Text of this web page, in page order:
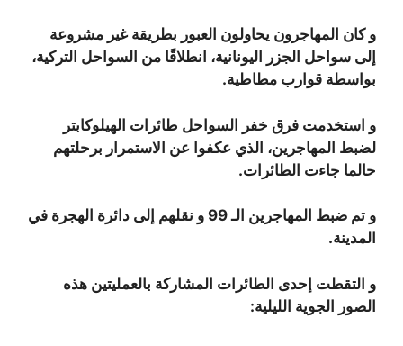
و كان المهاجرون يحاولون العبور بطريقة غير مشروعة
إلى سواحل الجزر اليونانية، انطلاقًا من السواحل التركية،
بواسطة قوارب مطاطية.
و استخدمت فرق خفر السواحل طائرات الهيلوكابتر
لضبط المهاجرين، الذي عكفوا عن الاستمرار برحلتهم
حالما جاءت الطائرات.
و تم ضبط المهاجرين الـ 99 و نقلهم إلى دائرة الهجرة في
المدينة.
و التقطت إحدى الطائرات المشاركة بالعمليتين هذه
الصور الجوية الليلية: